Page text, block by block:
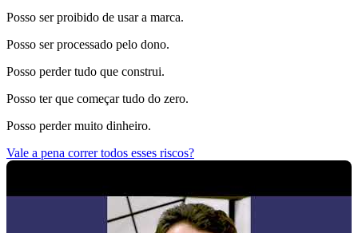
Posso ser proibido de usar a marca.
Posso ser processado pelo dono.
Posso perder tudo que construi.
Posso ter que começar tudo do zero.
Posso perder muito dinheiro.
Vale a pena correr todos esses riscos?